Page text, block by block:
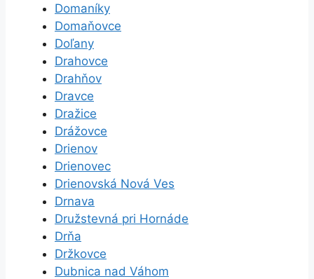
Domaníky
Domaňovce
Doľany
Drahovce
Drahňov
Dravce
Dražice
Drážovce
Drienov
Drienovec
Drienovská Nová Ves
Drnava
Družstevná pri Hornáde
Drňa
Držkovce
Dubnica nad Váhom